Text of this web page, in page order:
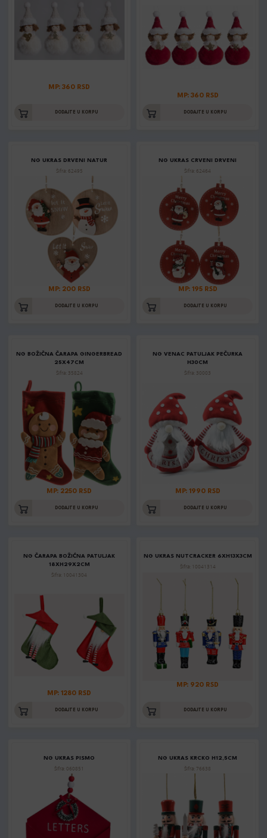
MP: 360 RSD
DODAJTE U KORPU
MP: 360 RSD
DODAJTE U KORPU
NG UKRAS DRVENI NATUR
Šifra: 62495
MP: 200 RSD
DODAJTE U KORPU
NG UKRAS CRVENI DRVENI
Šifra: 62464
MP: 195 RSD
DODAJTE U KORPU
NG BOŽIČNA ČARAPA GINGERBREAD
25X47CM
Šifra: 35824
MP: 2250 RSD
DODAJTE U KORPU
NG VENAC PATULJAK PEČURKA
H30CM
Šifra: 30003
MP: 1990 RSD
DODAJTE U KORPU
NG ČARAPA BOŽIĆNA PATULJAK
18XH29X2CM
Šifra: 10041304
MP: 1280 RSD
DODAJTE U KORPU
NG UKRAS NUTCRACKER 6XH13X3CM
Šifra: 10041314
MP: 920 RSD
DODAJTE U KORPU
NG UKRAS PISMO
Šifra: 060851
NG UKRAS KRCKO H12,5CM
Šifra: 76638